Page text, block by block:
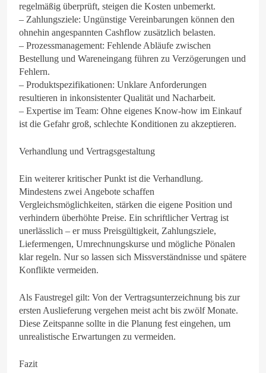
regelmäßig überprüft, steigen die Kosten unbemerkt.
– Zahlungsziele: Ungünstige Vereinbarungen können den
ohnehin angespannten Cashflow zusätzlich belasten.
– Prozessmanagement: Fehlende Abläufe zwischen
Bestellung und Wareneingang führen zu Verzögerungen und
Fehlern.
– Produktspezifikationen: Unklare Anforderungen
resultieren in inkonsistenter Qualität und Nacharbeit.
– Expertise im Team: Ohne eigenes Know-how im Einkauf
ist die Gefahr groß, schlechte Konditionen zu akzeptieren.
Verhandlung und Vertragsgestaltung
Ein weiterer kritischer Punkt ist die Verhandlung.
Mindestens zwei Angebote schaffen
Vergleichsmöglichkeiten, stärken die eigene Position und
verhindern überhöhte Preise. Ein schriftlicher Vertrag ist
unerlässlich – er muss Preisgültigkeit, Zahlungsziele,
Liefermengen, Umrechnungskurse und mögliche Pönalen
klar regeln. Nur so lassen sich Missverständnisse und spätere
Konflikte vermeiden.
Als Faustregel gilt: Von der Vertragsunterzeichnung bis zur
ersten Auslieferung vergehen meist acht bis zwölf Monate.
Diese Zeitspanne sollte in die Planung fest eingehen, um
unrealistische Erwartungen zu vermeiden.
Fazit